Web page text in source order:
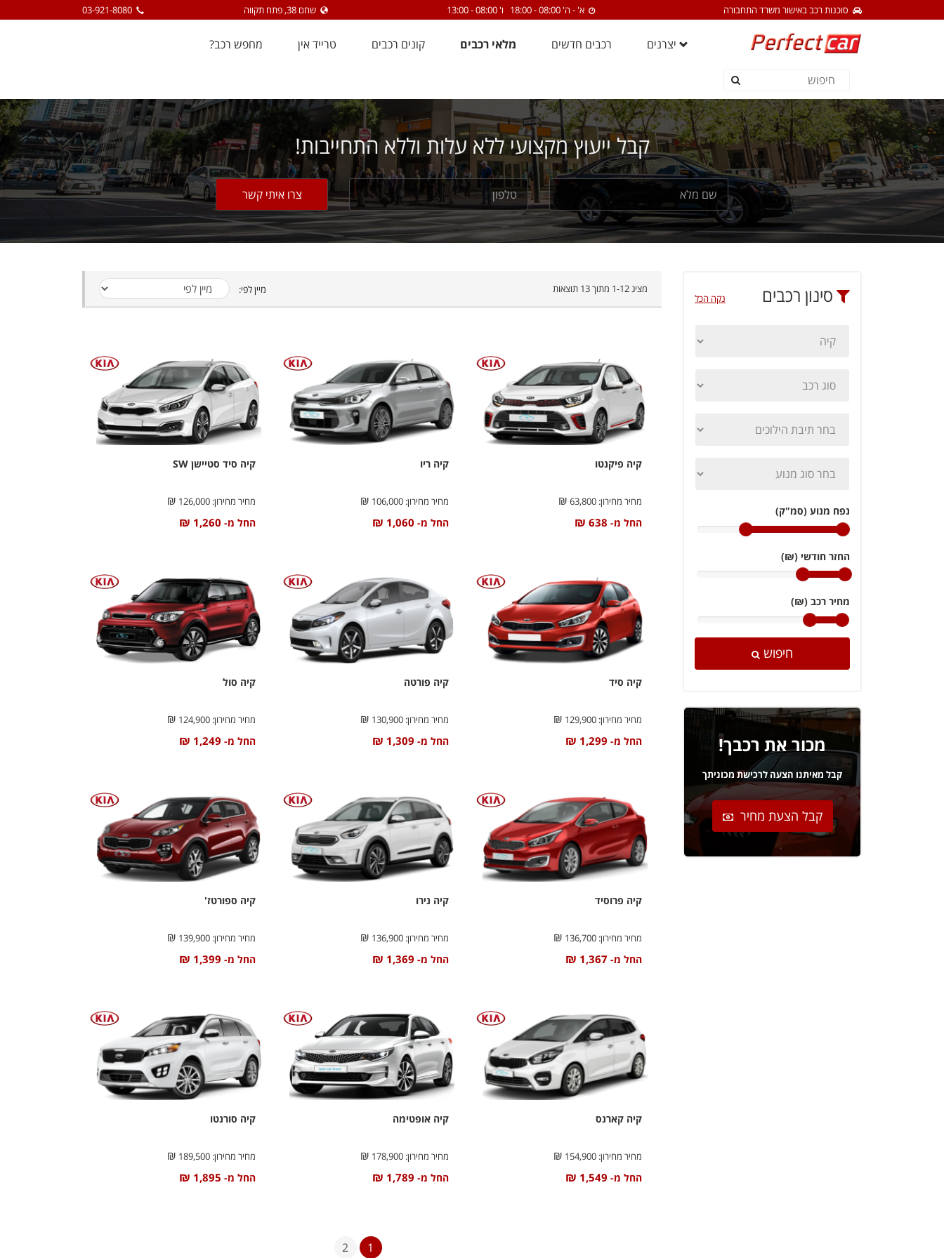
סוכנות רכב באישור משרד התחבורה א' - ה' 08:00 - 18:00 ו' 08:00 - 13:00 שחם 38, פתח תקווה 03-921-8080
יצרנים רכבים חדשים מלאי רכבים קונים רכבים טרייד אין מחפש רכב?
קבל ייעוץ מקצועי ללא עלות וללא התחייבות!
נקה הכל סינון רכבים
נפח מנוע (סמ"ק)
החזר חודשי (₪)
מחיר רכב (₪)
חיפוש
מכור את רכבך!
קבל מאיתנו הצעה לרכישת מכוניתך
קבל הצעת מחיר
מציג 1-12 מתוך 13 תוצאות מיין לפי:
קיה פיקנטו
מחיר מחירון: ₪
החל מ- ₪
קיה ריו
מחיר מחירון: ₪
החל מ-1,060
₪
קיה סיד סטיישן SW
מחיר מחירון: ₪
החל מ-1,260
₪
קיה סיד
מחיר מחירון: ₪
החל מ- ₪
קיה פורטה
מחיר מחירון: ₪
החל מ-1,309
₪
קיה סול
מחיר מחירון: ₪
החל מ-1,249
₪
קיה פרוסיד
מחיר מחירון: ₪
החל מ- ₪
קיה נירו
מחיר מחירון: ₪
החל מ-1,369
₪
קיה ספורטז'
מחיר מחירון: ₪
החל מ-1,399
₪
קיה קארנס
מחיר מחירון: ₪
החל מ- ₪
קיה אופטימה
מחיר מחירון: ₪
החל מ-1,789
₪
קיה סורנטו
מחיר מחירון: ₪
החל מ-1,895
₪
1
2